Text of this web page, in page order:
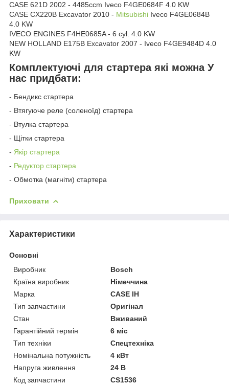
CASE 621D 2002 - 4485ccm Iveco F4GE0684F 4.0 KW
CASE CX220B Excavator 2010 - Mitsubishi Iveco F4GE0684B
4.0 KW
IVECO ENGINES F4HE0685A - 6 cyl. 4.0 KW
NEW HOLLAND E175B Excavator 2007 - Iveco F4GE9484D 4.0
KW
Комплектуючі для стартера які можна У
нас придбати:
- Бендикс стартера
- Втягуюче реле (соленоїд) стартера
- Втулка стартера
- Щітки стартера
- Якір стартера
- Редуктор стартера
- Обмотка (магніти) стартера
Приховати
Характеристики
Основні
Виробник
Bosch
Країна виробник
Німеччина
Марка
CASE IH
Тип запчастини
Оригінал
Стан
Вживаний
Гарантійний термін
6 міс
Тип техніки
Спецтехніка
Номінальна потужність
4 кВт
Напруга живлення
24 В
Код запчастини
CS1536